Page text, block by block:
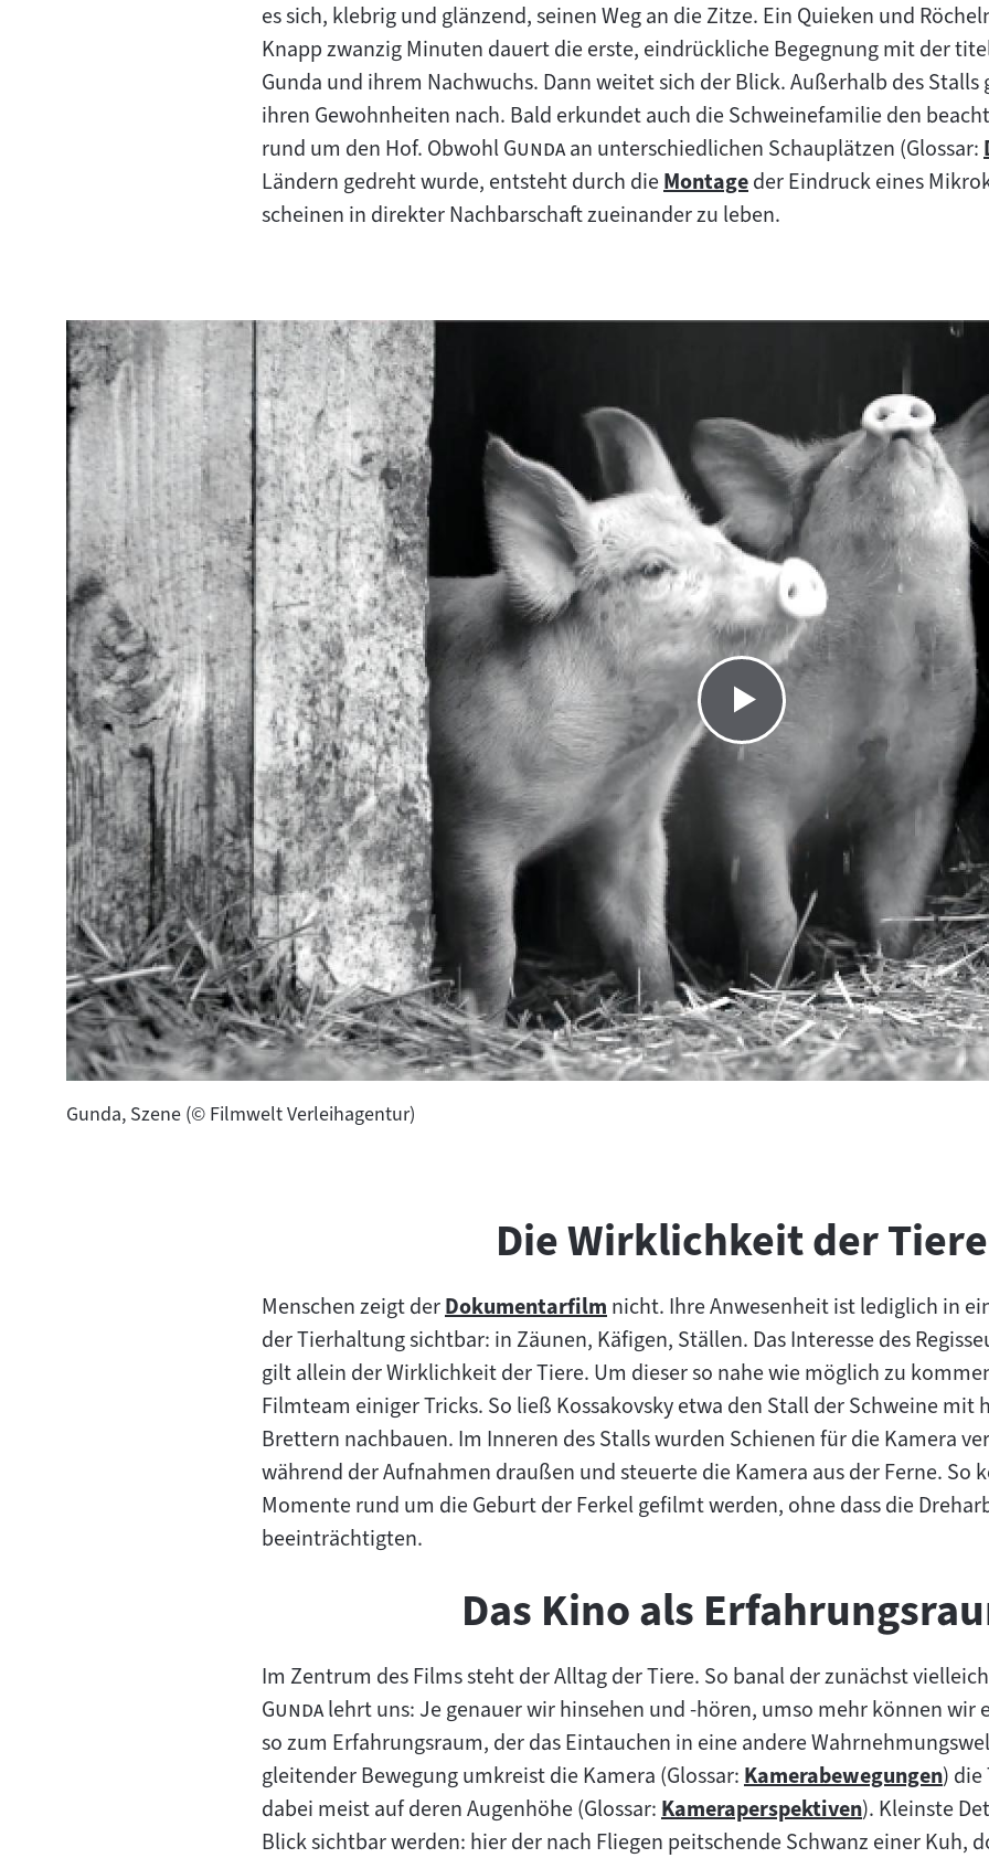
es sich, klebrig und glänzend, seinen Weg an die Zitze. Ein Quieken und
Knapp zwanzig Minuten dauert die erste, eindrückliche Begegnung mit der
Gunda und ihrem Nachwuchs. Dann weitet sich der Blick. Außerhalb des
ihren Gewohnheiten nach. Bald erkundet auch die Schweinefamilie den
rund um den Hof. Obwohl"
Gunda"
an unterschiedlichen Schauplätzen (Glossar:
Ländern gedreht wurde, entsteht durch dieZum
Inhalt:
Montageder Eindruck eines
scheinen in direkter Nachbarschaft zueinander zu leben.
Gunda, Szene (© Filmwelt Verleihagentur)
Die Wirklichkeit der Tiere
Menschen zeigt derZum
Inhalt:
Dokumentarfilm nicht. Ihre Anwesenheit ist lediglich in
der Tierhaltung sichtbar: in Zäunen, Käfigen, Ställen. Das Interesse des
gilt allein der Wirklichkeit der Tiere. Um dieser so nahe wie möglich zu
Filmteam einiger Tricks. So ließ Kossakovsky etwa den Stall der Schweine mit
Brettern nachbauen. Im Inneren des Stalls wurden Schienen für die Kamera
während der Aufnahmen draußen und steuerte die Kamera aus der Ferne. So
Momente rund um die Geburt der Ferkel gefilmt werden, ohne dass die
beeinträchtigten.
Das Kino als
Im Zentrum des Films steht der Alltag der Tiere. So banal der zunächst
Gunda"
lehrt uns: Je genauer wir hinsehen und -hören, umso mehr können wir
so zum Erfahrungsraum, der das Eintauchen in eine andere
gleitender Bewegung umkreist die Kamera (Glossar:Zum
Inhalt:
Kamerabewegungen)
dabei meist auf deren Augenhöhe (Glossar:Zum
Kameraperspektiven). Kleinste
Blick sichtbar werden: hier der nach Fliegen peitschende Schwanz einer Kuh,